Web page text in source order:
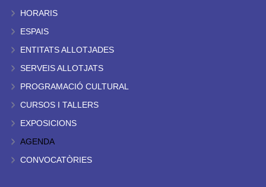
HORARIS
ESPAIS
ENTITATS ALLOTJADES
SERVEIS ALLOTJATS
PROGRAMACIÓ CULTURAL
CURSOS I TALLERS
EXPOSICIONS
AGENDA
CONVOCATÒRIES